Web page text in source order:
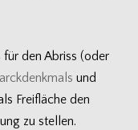
den Abriss (oder
und
Frei­flä­che den
zu stellen.